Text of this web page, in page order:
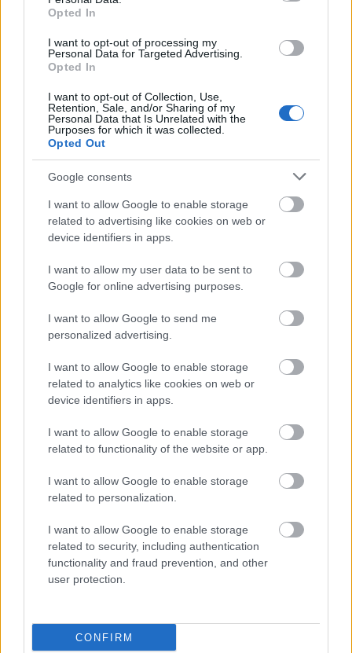
Opted In
I want to opt-out of processing my
Personal Data for Targeted Advertising.
Opted In
I want to opt-out of Collection, Use,
Retention, Sale, and/or Sharing of my
Personal Data that Is Unrelated with the
Purposes for which it was collected.
Opted Out
Google consents
I want to allow Google to enable storage
related to advertising like cookies on web or
device identifiers in apps.
I want to allow my user data to be sent to
Google for online advertising purposes.
I want to allow Google to send me
personalized advertising.
I want to allow Google to enable storage
related to analytics like cookies on web or
device identifiers in apps.
I want to allow Google to enable storage
related to functionality of the website or app.
I want to allow Google to enable storage
related to personalization.
I want to allow Google to enable storage
related to security, including authentication
functionality and fraud prevention, and other
user protection.
CONFIRM
Viszont a Monyo maximális precizitása, ami miatt
bottleopener•2020. február 22.
Illat: kicsit fűszeres, bele lehet képzelni a
narancshéjat és a koriandert Hab: alig van, kitöltés
után le se tettem az üveget az asztalra és már el is
tűnt, pedig nem volt brutálisan behűtve Szín: arany,
itt nem füllentettek De a belgaságban igen. Vagy itt
az ideje megszoknunk azt, hogy bizony a…